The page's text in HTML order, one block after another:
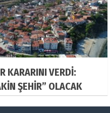
KARARINI VERDİ:
ŞEHİR” OLACAK